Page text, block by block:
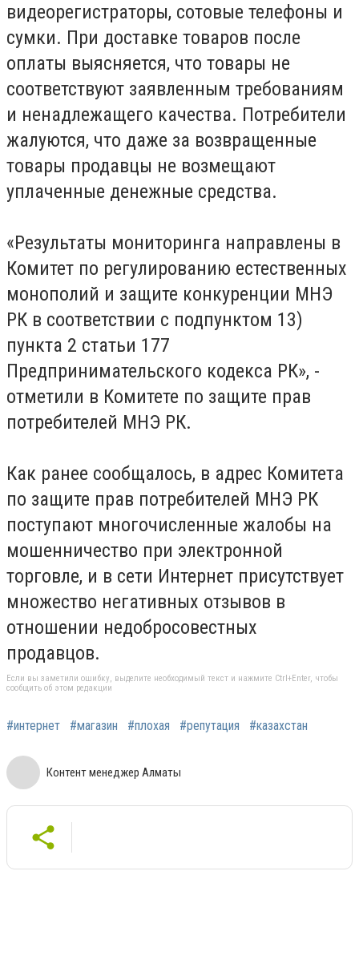
видеорегистраторы, сотовые телефоны и
сумки. При доставке товаров после
оплаты выясняется, что товары не
соответствуют заявленным требованиям
и ненадлежащего качества. Потребители
жалуются, что даже за возвращенные
товары продавцы не возмещают
уплаченные денежные средства.
«Результаты мониторинга направлены в
Комитет по регулированию естественных
монополий и защите конкуренции МНЭ
РК в соответствии с подпунктом 13)
пункта 2 статьи 177
Предпринимательского кодекса РК», -
отметили в Комитете по защите прав
потребителей МНЭ РК.
Как ранее сообщалось, в адрес Комитета
по защите прав потребителей МНЭ РК
поступают многочисленные жалобы на
мошенничество при электронной
торговле, и в сети Интернет присутствует
множество негативных отзывов в
отношении недобросовестных
продавцов.
Если вы заметили ошибку, выделите необходимый текст и нажмите Ctrl+Enter, чтобы
сообщить об этом редакции
#интернет #магазин #плохая #репутация #казахстан
Контент менеджер Алматы